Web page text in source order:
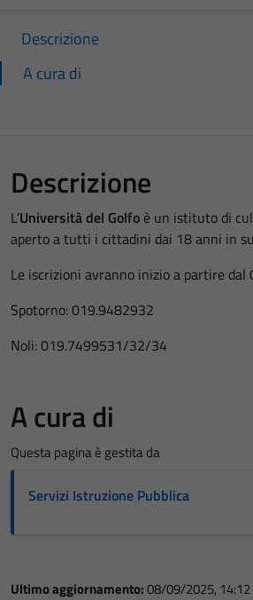
Descrizione
A cura di
Descrizione
L’Università del Golfo è un istituto di
aperto a tutti i cittadini dai 18 anni in
Le iscrizioni avranno inizio a partire dal
Spotorno: 019.9482932
Noli: 019.7499531/32/34
A cura di
Questa pagina è gestita da
Servizi Istruzione Pubblica
Ultimo aggiornamento:08/09/2025, 14:12